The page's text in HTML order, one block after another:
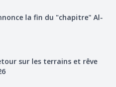
la fin du "chapitre" Al-
sur les terrains et rêve